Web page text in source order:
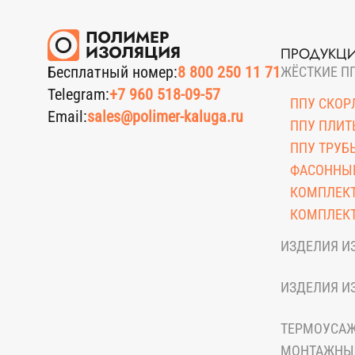
Бесплатный номер:8 800 250 11 71
Telegram:+7 960 518-09-57
Email:sales@polimer-kaluga.ru
ЖЁСТКИЕ
ППУ
ППУ
ППУ
ИЗДЕЛИЯ
ИЗДЕЛИЯ